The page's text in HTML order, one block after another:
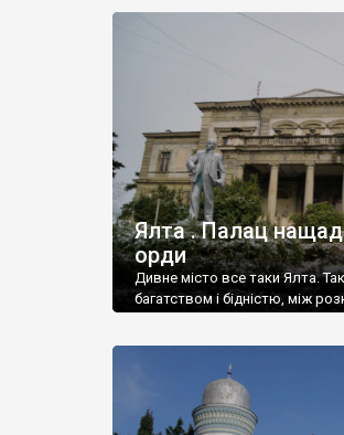
Ялта . Палац
орди
Дивне місто все таки Ялта.
багатством і бідністю, між